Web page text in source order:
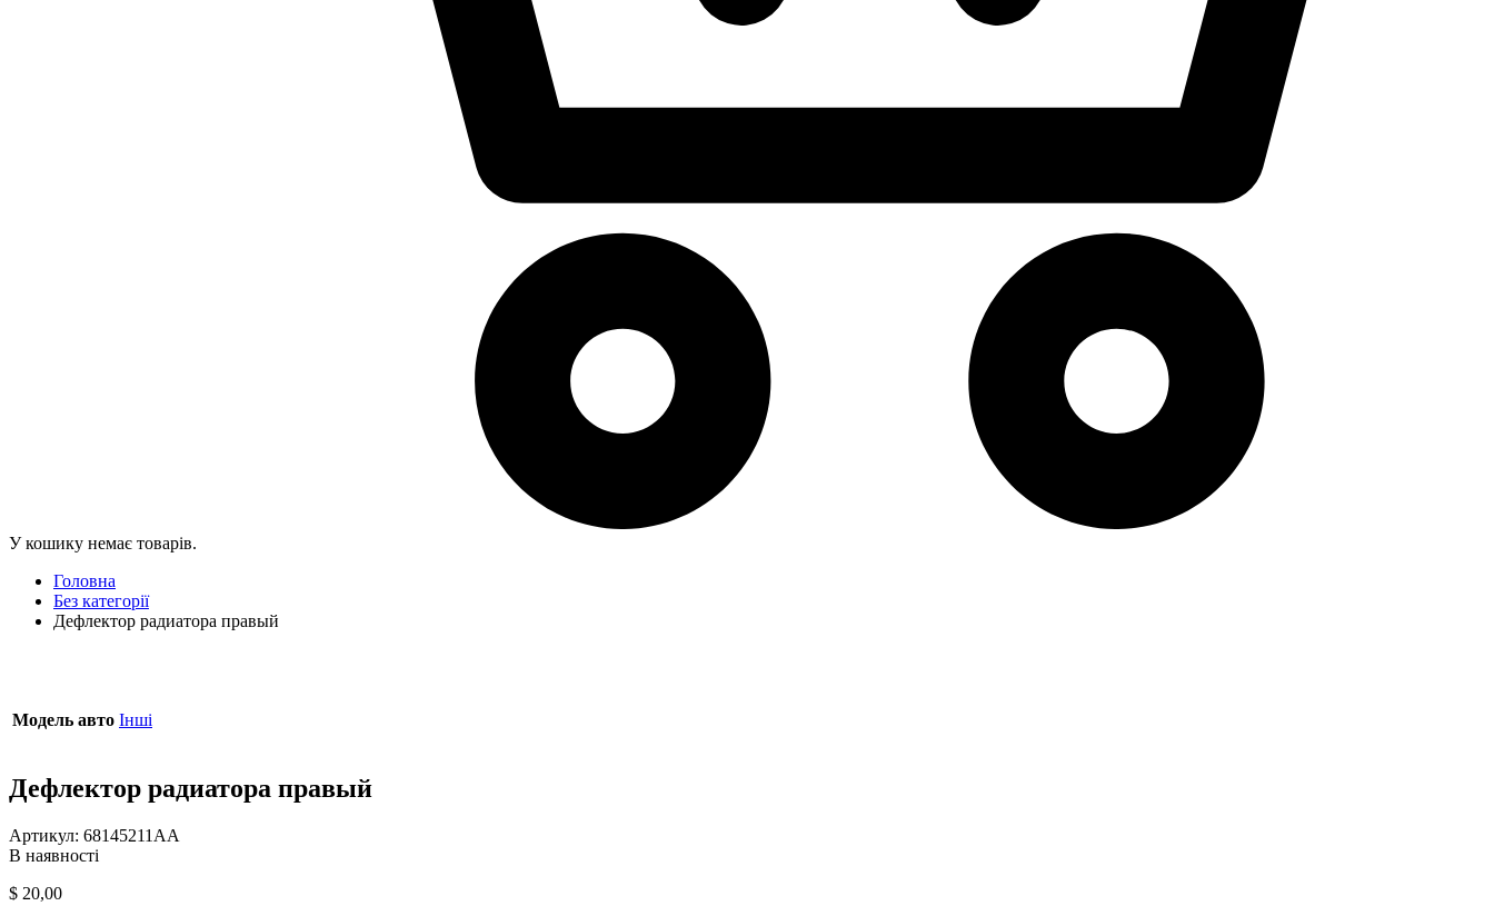
У кошику немає товарів.
Головна
Без категорії
Дефлектор радиатора правый
Модель авто Інші
Дефлектор радиатора правый
Артикул: 68145211AA
В наявності
$ 20,00